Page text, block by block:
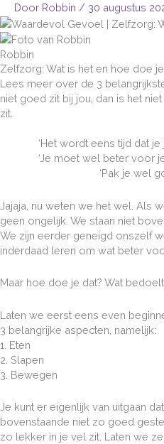
naar
de
inhoud
Door Robbin / 30 augustus
Robbin
Zelfzorg: Wat is het en hoe doe
Lees meer over de 3
niet goed zit bij jou, dan is het
zit.
‘Het wordt eens tijd dat
‘Je moet wel beter voor
‘Pak je wel
Jajaja, nu weten we het wel. Als
geen ongelijk. We staan niet
We zijn eerder geneigd onszelf
inderdaad leren om wat beter
Maar hoe doe je dat? Wat
Laten we eerst eens even
3 belangrijke aspecten, namelijk:
1. Eten
2. Slapen
3. Bewegen
Je kunt er eigenlijk van uitgaan
bovenstaande niet zo goed
zo lekker in je vel zit. Laten we